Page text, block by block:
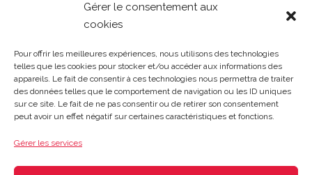
Gérer le consentement aux
cookies
Pour offrir les meilleures expériences, nous utilisons des technologies
telles que les cookies pour stocker et/ou accéder aux informations des
appareils. Le fait de consentir à ces technologies nous permettra de traiter
des données telles que le comportement de navigation ou les ID uniques
sur ce site. Le fait de ne pas consentir ou de retirer son consentement
peut avoir un effet négatif sur certaines caractéristiques et fonctions.
Gérer les services
5
5
Gosset Matériaux 2023 © Tous droits réservés |Mentions